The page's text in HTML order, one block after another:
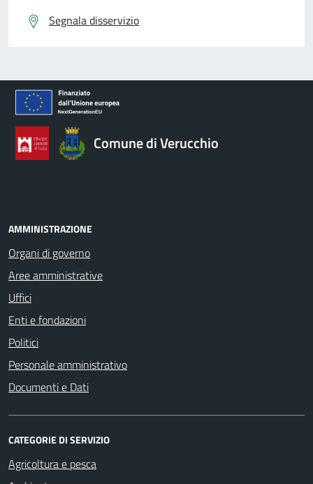
Segnala disservizio
Comune di Verucchio
AMMINISTRAZIONE
Organi di governo
Aree amministrative
Uffici
Enti e fondazioni
Politici
Personale amministrativo
Documenti e Dati
CATEGORIE DI SERVIZIO
Agricoltura e pesca